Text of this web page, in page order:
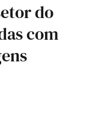
do
com